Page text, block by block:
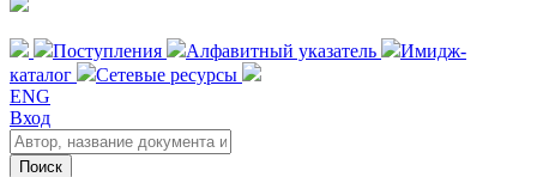
Поступления Алфавитный указатель
Имидж-
каталог
Сетевые ресурсы
ENG
Вход
Поиск